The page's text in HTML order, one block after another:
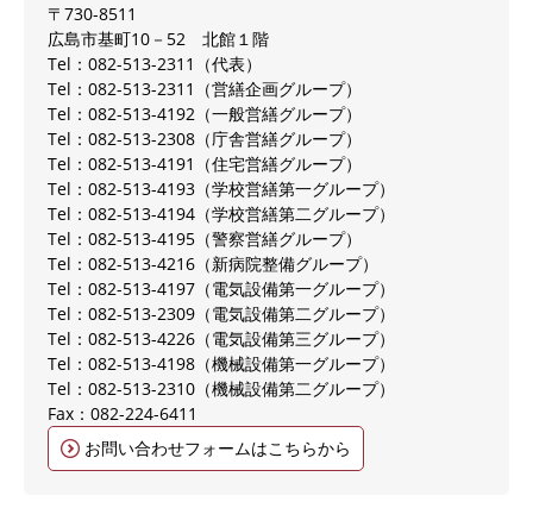
〒730-8511
広島市基町10－52 北館１階
Tel：082-513-2311
代表
Tel：082-513-2311
営繕企画グループ
Tel：082-513-4192
一般営繕グループ
Tel：082-513-2308
庁舎営繕グループ
Tel：082-513-4191
住宅営繕グループ
Tel：082-513-4193
学校営繕第一グループ
Tel：082-513-4194
学校営繕第二グループ
Tel：082-513-4195
警察営繕グループ
Tel：082-513-4216
新病院整備グループ
Tel：082-513-4197
電気設備第一グループ
Tel：082-513-2309
電気設備第二グループ
Tel：082-513-4226
電気設備第三グループ
Tel：082-513-4198
機械設備第一グループ
Tel：082-513-2310
機械設備第二グループ
Fax：082-224-6411
お問い合わせフォームはこちらから